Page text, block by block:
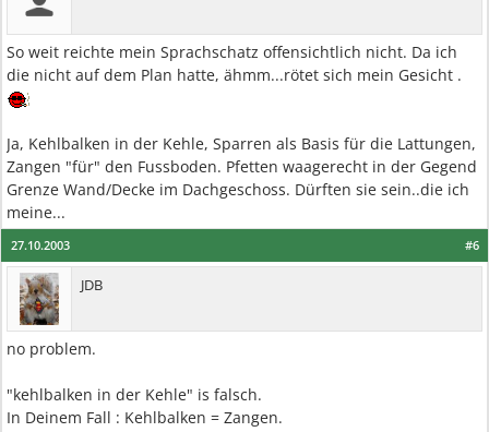
So weit reichte mein Sprachschatz offensichtlich nicht. Da ich
die nicht auf dem Plan hatte, ähmm...rötet sich mein Gesicht .
Ja, Kehlbalken in der Kehle, Sparren als Basis für die Lattungen,
Zangen "für" den Fussboden. Pfetten waagerecht in der Gegend
Grenze Wand/Decke im Dachgeschoss. Dürften sie sein..die ich
meine...
#6
27.10.2003
JDB
no problem.
"kehlbalken in der Kehle" is falsch.
In Deinem Fall : Kehlbalken = Zangen.